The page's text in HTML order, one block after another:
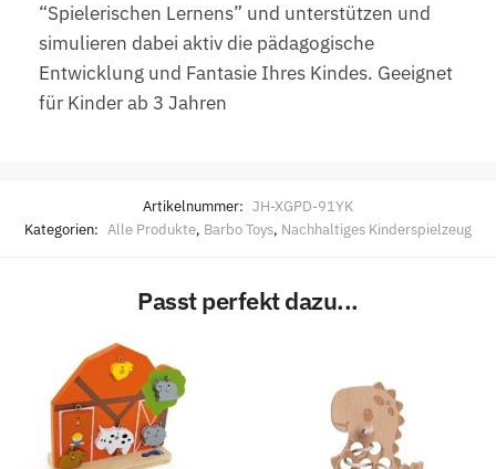
“Spielerischen Lernens” und unterstützen und
simulieren dabei aktiv die pädagogische
Entwicklung und Fantasie Ihres Kindes. Geeignet
für Kinder ab 3 Jahren
Artikelnummer: JH-XGPD-91YK
Kategorien: Alle Produkte, Barbo Toys, Nachhaltiges Kinderspielzeug
Passt perfekt dazu...